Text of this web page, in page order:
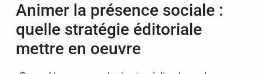
Animer la présence sociale :
quelle stratégie éditoriale
mettre en oeuvre